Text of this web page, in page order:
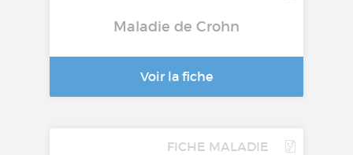
Maladie de Crohn
Voir la fiche
FICHE MALADIE